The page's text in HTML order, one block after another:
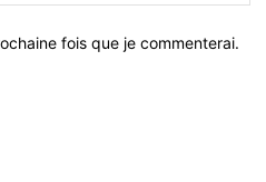
fois que je commenterai.